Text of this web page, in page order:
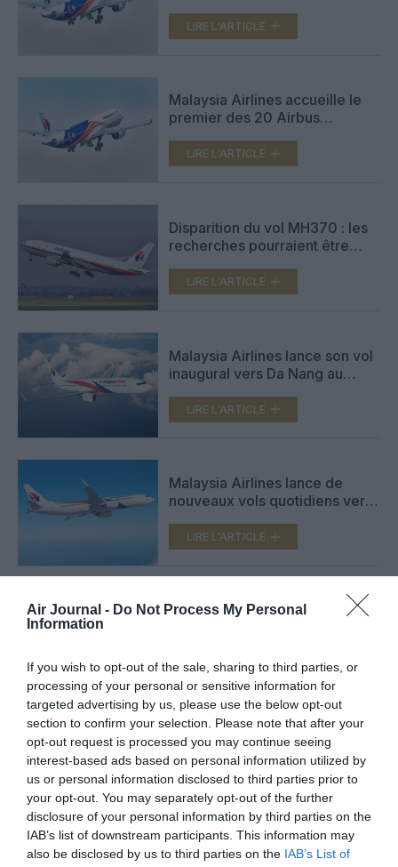
Air Journal - Do Not Process My Personal
Information
If you wish to opt-out of the sale, sharing to third parties, or
processing of your personal or sensitive information for
targeted advertising by us, please use the below opt-out
section to confirm your selection. Please note that after your
opt-out request is processed you may continue seeing
interest-based ads based on personal information utilized by
us or personal information disclosed to third parties prior to
your opt-out. You may separately opt-out of the further
disclosure of your personal information by third parties on the
IAB’s list of downstream participants. This information may
also be disclosed by us to third parties on the IAB’s List of
LIRE L'ARTICLE
Malaysia Airlines accueille le
premier des 20 Airbus
LIRE L'ARTICLE
Disparition du vol MH370 : les
recherches pourraient être
LIRE L'ARTICLE
Malaysia Airlines lance son vol
inaugural vers Da Nang au
LIRE L'ARTICLE
Malaysia Airlines lance de
nouveaux vols quotidiens vers
LIRE L'ARTICLE
La Malaisie vise à atteindre
LIRE L'ARTICLE
VOIR PLUS D'ARTICLES
FAIRE UN DON